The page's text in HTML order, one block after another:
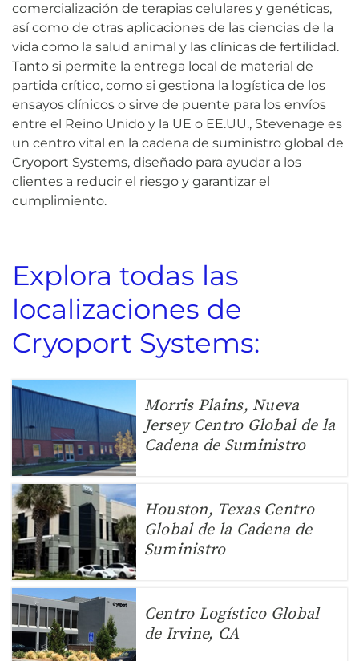
comercialización de terapias celulares y genéticas,
así como de otras aplicaciones de las ciencias de la
vida como la salud animal y las clínicas de fertilidad.
Tanto si permite la entrega local de material de
partida crítico, como si gestiona la logística de los
ensayos clínicos o sirve de puente para los envíos
entre el Reino Unido y la UE o EE.UU., Stevenage es
un centro vital en la cadena de suministro global de
Cryoport Systems, diseñado para ayudar a los
clientes a reducir el riesgo y garantizar el
cumplimiento.
Explora todas las
localizaciones de
Cryoport Systems:
Morris Plains, Nueva
Jersey Centro Global de la
Cadena de Suministro
Houston, Texas Centro
Global de la Cadena de
Suministro
Centro Logístico Global
de Irvine, CA